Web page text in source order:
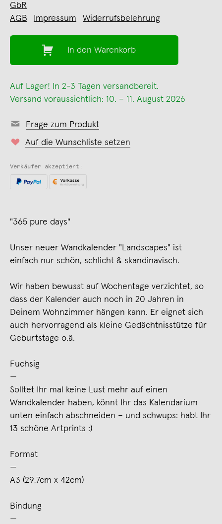
GbR
AGB
Impressum Widerrufsbelehrung
In den Warenkorb
Auf Lager! In 2-3 Tagen versandbereit.
Versand voraussichtlich: 10. – 11. August 2026
Frage zum Produkt
Auf die Wunschliste setzen
Verkäufer akzeptiert:
"365 pure days"
Unser neuer Wandkalender "Landscapes" ist
einfach nur schön, schlicht & skandinavisch.
Wir haben bewusst auf Wochentage verzichtet, so
dass der Kalender auch noch in 20 Jahren in
Deinem Wohnzimmer hängen kann. Er eignet sich
auch hervorragend als kleine Gedächtnisstütze für
Geburtstage o.ä.
Fuchsig
—
Solltet Ihr mal keine Lust mehr auf einen
Wandkalender haben, könnt Ihr das Kalendarium
unten einfach abschneiden – und schwups: habt Ihr
13 schöne Artprints :)
Format
—
A3 (29,7cm x 42cm)
Bindung
—